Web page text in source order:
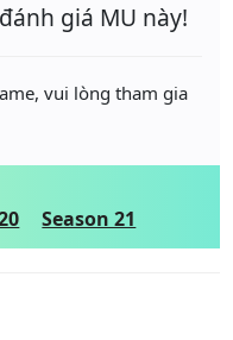
giá MU này!
vui lòng tham gia
Season 21